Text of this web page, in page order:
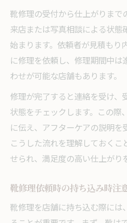
靴修理の受付から仕上がりまで
来店または写真相談による状態
始まります。依頼者が見積もり
に修理を依頼し、修理期間中
わせが可能な店舗もあります。
修理が完了すると連絡を受け、
状態をチェックします。この際
に伝え、アフターケアの説明を
こうした流れを理解しておくこ
せられ、満足度の高い仕上がり
靴修理依頼時の持ち込み時注
靴修理を店舗に持ち込む際には